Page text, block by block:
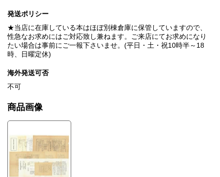
発送ポリシー
★当店に在庫している本はほぼ別棟倉庫に保管していますので、
性急なお求めにはご対応致し兼ねます。ご来店にてお求めになり
たい場合は事前にご一報下さいませ。(平日・土・祝10時半～18
時、日曜定休)
海外発送可否
不可
商品画像